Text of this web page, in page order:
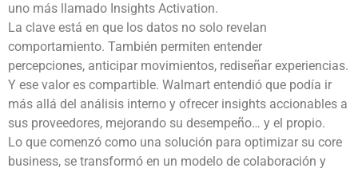
uno más llamado Insights Activation.
La clave está en que los datos no solo revelan
comportamiento. También permiten entender
percepciones, anticipar movimientos, rediseñar experiencias.
Y ese valor es compartible. Walmart entendió que podía ir
más allá del análisis interno y ofrecer insights accionables a
sus proveedores, mejorando su desempeño… y el propio.
Lo que comenzó como una solución para optimizar su core
business, se transformó en un modelo de colaboración y